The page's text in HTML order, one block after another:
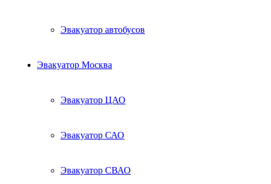
Эвакуатор автобусов
Эвакуатор Москва
Эвакуатор ЦАО
Эвакуатор САО
Эвакуатор СВАО